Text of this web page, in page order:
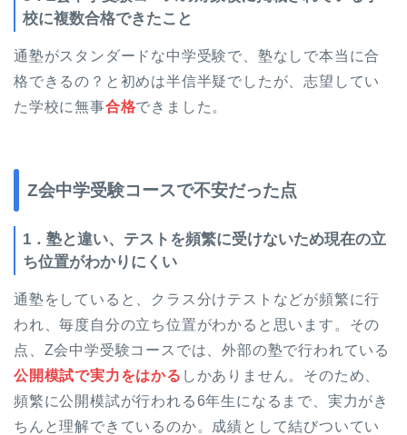
校に複数合格できたこと
通塾がスタンダードな中学受験で、塾なしで本当に合
格できるの？と初めは半信半疑でしたが、志望してい
た学校に無事合格できました。
Z会中学受験コースで不安だった点
1．塾と違い、テストを頻繁に受けないため現在の立
ち位置がわかりにくい
通塾をしていると、クラス分けテストなどが頻繁に行
われ、毎度自分の立ち位置がわかると思います。その
点、Z会中学受験コースでは、外部の塾で行われている
公開模試で実力をはかる しかありません。そのため、
頻繁に公開模試が行われる6年生になるまで、実力がき
ちんと理解できているのか。成績として結びついてい